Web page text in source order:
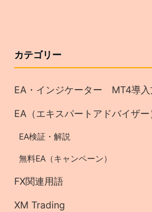
カテゴリー
EA・インジケーター MT4導入
EA（エキスパートアドバイザー
EA検証・解説
無料EA（キャンペーン）
FX関連用語
XM Trading